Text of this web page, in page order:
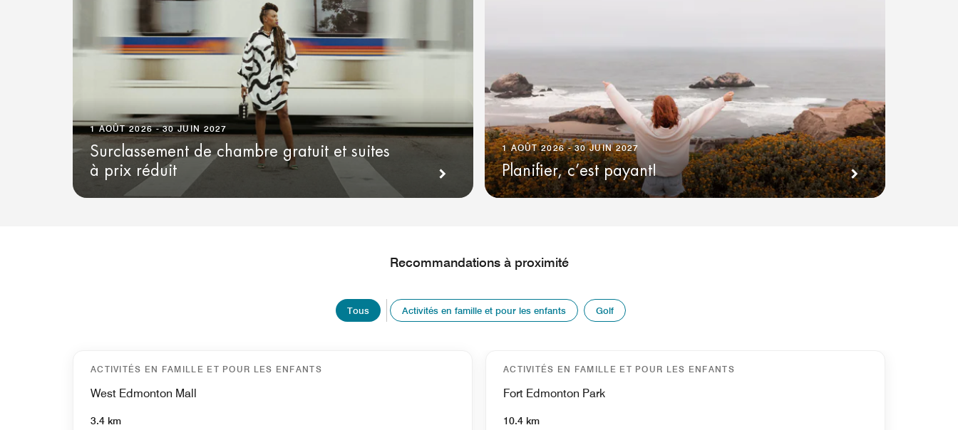
1 AOÛT 2026 - 30 JUIN 2027
Surclassement de chambre gratuit et suites
à prix réduit
1 AOÛT 2026 - 30 JUIN 2027
Planifier, c’est payant!
Recommandations à proximité
Tous Activités en famille et pour les enfants Golf
ACTIVITÉS EN FAMILLE ET POUR LES ENFANTS
West Edmonton Mall
3.4 km
ACTIVITÉS EN FAMILLE ET POUR LES ENFANTS
Fort Edmonton Park
10.4 km